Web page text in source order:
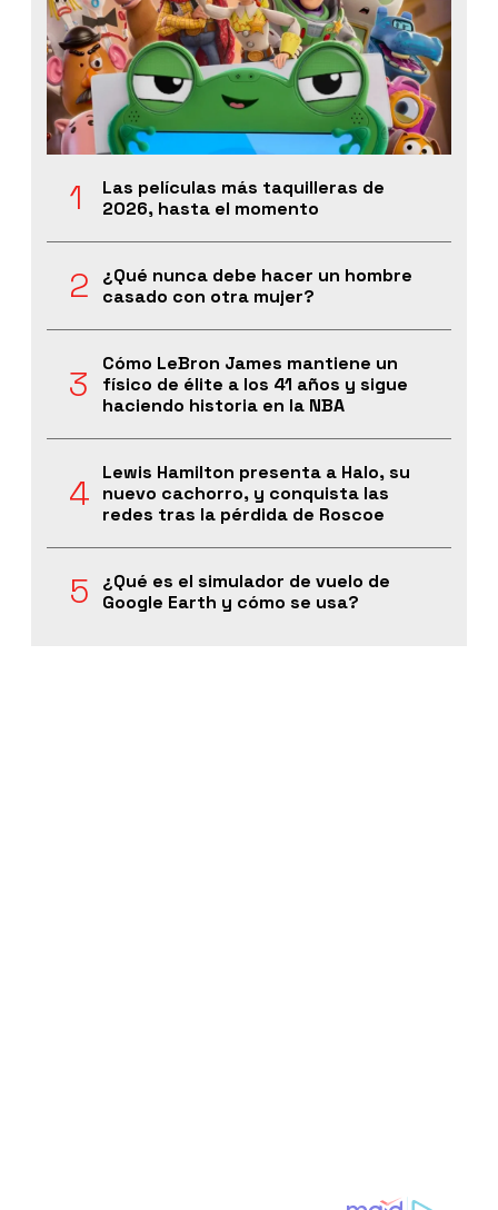
Las películas más taquilleras de
2026, hasta el momento
¿Qué nunca debe hacer un hombre
casado con otra mujer?
Cómo LeBron James mantiene un
físico de élite a los 41 años y sigue
haciendo historia en la NBA
Lewis Hamilton presenta a Halo, su
nuevo cachorro, y conquista las
redes tras la pérdida de Roscoe
¿Qué es el simulador de vuelo de
Google Earth y cómo se usa?